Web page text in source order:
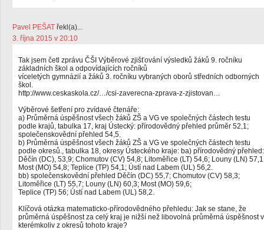
Pavel PEŠAT řekl(a)...
3. října 2015 v 20:10
Tak jsem četl zprávu ČŠI Výběrové zjišťování výsledků žáků 9. ročníku
základních škol a odpovídajících ročníků
víceletých gymnázií a žáků 3. ročníku vybraných oborů středních odborných
škol.
http://www.ceskaskola.cz/…/csi-zaverecna-zprava-z-zjistovan…
Výběrové šetření pro zvídavé čtenáře:
a) Průměrná úspěšnost všech žáků ZŠ a VG ve společných částech testu
podle krajů, tabulka 17, kraj Ústecký: přírodovědný přehled průměr 52,1;
společenskovědní přehled 54,5.
b) Průměrná úspěšnost všech žáků ZŠ a VG ve společných částech testu
podle okresů., tabulka 18, okresy Ústeckého kraje: ba) přírodovědný přehled:
Děčín (DC), 53,9; Chomutov (CV) 54,8; Litoměřice (LT) 54,6; Louny (LN)
Most (MO) 54,8; Teplice (TP) 54,1; Ústí nad Labem (UL) 56,2.
bb) společenskovědní přehled Děčín (DC) 55,7; Chomutov (CV) 58,3;
Litoměřice (LT) 55,7; Louny (LN) 60,3; Most (MO) 59,6;
Teplice (TP) 56; Ústí nad Labem (UL) 58,2.
Klíčová otázka matematicko-přírodovědného přehledu: Jak se stane, že
průměrná úspěšnost za celý kraj je nižší než libovolná průměrná úspěšnost v
kterémkoliv z okresů tohoto kraje?